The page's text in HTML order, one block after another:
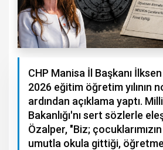
CHP Manisa İl Başkanı
2026 eğitim öğretim yılının
ardından açıklama yaptı.
Bakanlığı'nı sert sözlerle
Özalper, "Biz;
umutla okula gittiği,